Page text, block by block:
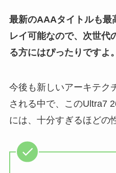
最新のAAAタイトルも最
レイ可能なので、次世代
る方にはぴったりですよ。
今後も新しいアーキテク
される中で、このUltra7
には、十分すぎるほどの